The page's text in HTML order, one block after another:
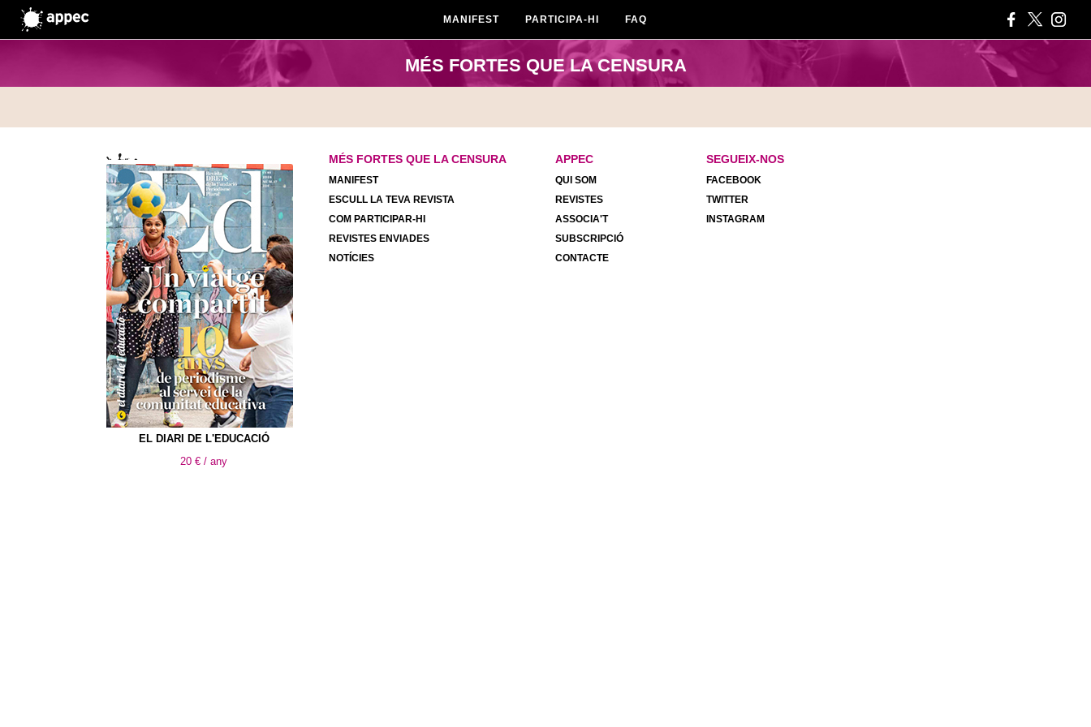
MANIFEST PARTICIPA-HI FAQ
MÉS FORTES QUE LA CENSURA
EL DIARI DE L'EDUCACIÓ
20 € / any
AMB LA COL·LABORACIÓ DE:
MÉS FORTES QUE LA CENSURA
MANIFEST
ESCULL LA TEVA REVISTA
COM PARTICIPAR-HI
REVISTES ENVIADES
NOTÍCIES
APPEC
QUI SOM
REVISTES
ASSOCIA'T
SUBSCRIPCIÓ
CONTACTE
SEGUEIX-NOS
FACEBOOK
TWITTER
INSTAGRAM